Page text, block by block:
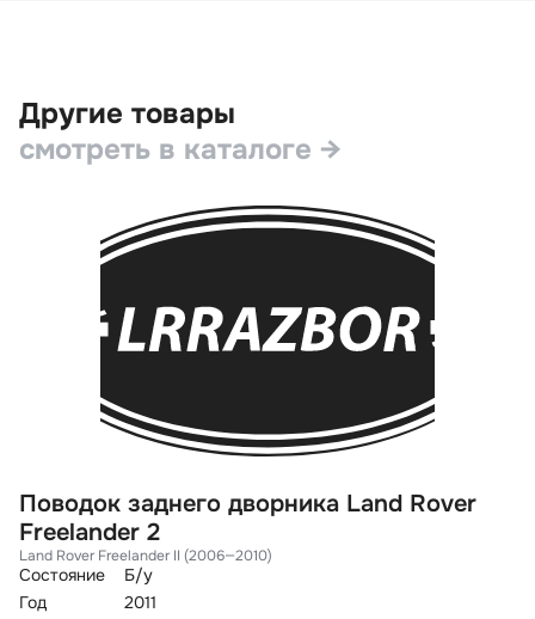
Другие товары
смотреть в каталоге →
Поводок заднего дворника Land Rover
Freelander 2
Land Rover Freelander II (2006—2010)
Состояние
Б/у
Год
2011